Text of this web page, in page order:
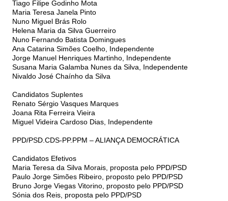
Tiago Filipe Godinho Mota
Maria Teresa Janela Pinto
Nuno Miguel Brás Rolo
Helena Maria da Silva Guerreiro
Nuno Fernando Batista Domingues
Ana Catarina Simões Coelho, Independente
Jorge Manuel Henriques Martinho, Independente
Susana Maria Galamba Nunes da Silva, Independente
Nivaldo José Chaínho da Silva
Candidatos Suplentes
Renato Sérgio Vasques Marques
Joana Rita Ferreira Vieira
Miguel Videira Cardoso Dias, Independente
PPD/PSD.CDS-PP.PPM – ALIANÇA DEMOCRÁTICA
Candidatos Efetivos
Maria Teresa da Silva Morais, proposta pelo PPD/PSD
Paulo Jorge Simões Ribeiro, proposto pelo PPD/PSD
Bruno Jorge Viegas Vitorino, proposto pelo PPD/PSD
Sónia dos Reis, proposta pelo PPD/PSD